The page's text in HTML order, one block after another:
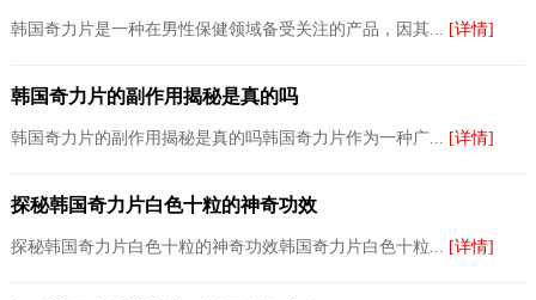
韩国奇力片是一种在男性保健领域备受关注的产品，因其... [详情]
韩国奇力片的副作用揭秘是真的吗
韩国奇力片的副作用揭秘是真的吗韩国奇力片作为一种广... [详情]
探秘韩国奇力片白色十粒的神奇功效
探秘韩国奇力片白色十粒的神奇功效韩国奇力片白色十粒... [详情]